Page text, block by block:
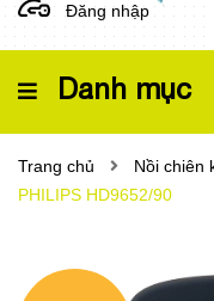
Đăng nhập
Danh mục
Trang chủ Nồi chiên
PHILIPS HD9652/90